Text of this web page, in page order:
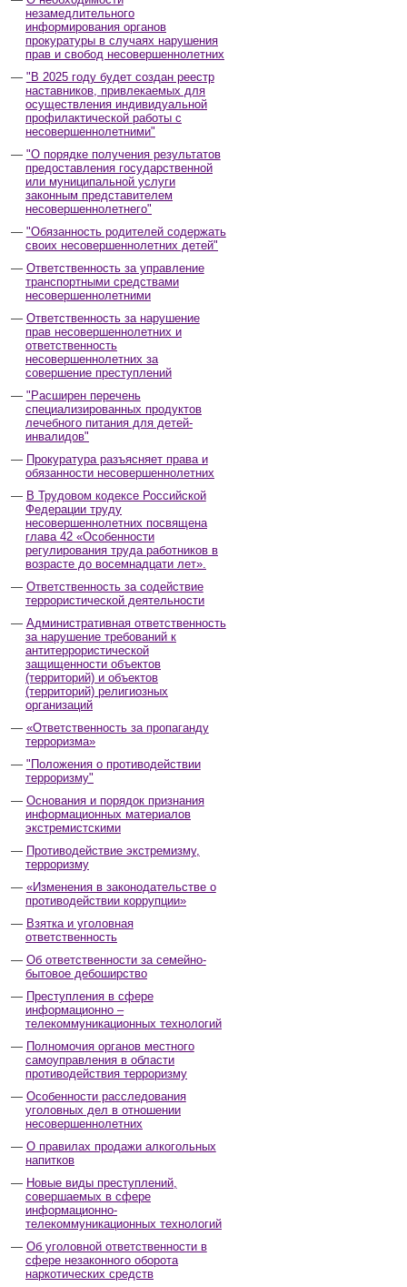
незамедлительного
информирования органов
прокуратуры в случаях нарушения
прав и свобод несовершеннолетних
"В 2025 году будет создан реестр
наставников, привлекаемых для
осуществления индивидуальной
профилактической работы с
несовершеннолетними"
"О порядке получения результатов
предоставления государственной
или муниципальной услуги
законным представителем
несовершеннолетнего"
"Обязанность родителей содержать
своих несовершеннолетних детей"
Ответственность за управление
транспортными средствами
несовершеннолетними
Ответственность за нарушение
прав несовершеннолетних и
ответственность
несовершеннолетних за
совершение преступлений
"Расширен перечень
специализированных продуктов
лечебного питания для детей-
инвалидов"
Прокуратура разъясняет права и
обязанности несовершеннолетних
В Трудовом кодексе Российской
Федерации труду
несовершеннолетних посвящена
глава 42 «Особенности
регулирования труда работников в
возрасте до восемнадцати лет».
Ответственность за содействие
террористической деятельности
Административная ответственность
за нарушение требований к
антитеррористической
защищенности объектов
(территорий) и объектов
(территорий) религиозных
организаций
«Ответственность за пропаганду
терроризма»
"Положения о противодействии
терроризму"
Основания и порядок признания
информационных материалов
экстремистскими
Противодействие экстремизму,
терроризму
«Изменения в законодательстве о
противодействии коррупции»
Взятка и уголовная
ответственность
Об ответственности за семейно-
бытовое дебоширство
Преступления в сфере
информационно –
телекоммуникационных технологий
Полномочия органов местного
самоуправления в области
противодействия терроризму
Особенности расследования
уголовных дел в отношении
несовершеннолетних
О правилах продажи алкогольных
напитков
Новые виды преступлений,
совершаемых в сфере
информационно-
телекоммуникационных технологий
Об уголовной ответственности в
сфере незаконного оборота
наркотических средств